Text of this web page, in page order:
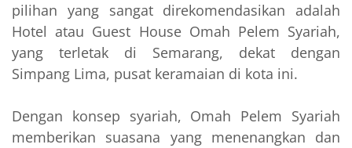
pilihan yang sangat direkomendasikan adalah
Hotel atau Guest House Omah Pelem Syariah,
yang terletak di Semarang, dekat dengan
Simpang Lima, pusat keramaian di kota ini.
Dengan konsep syariah, Omah Pelem Syariah
memberikan suasana yang menenangkan dan